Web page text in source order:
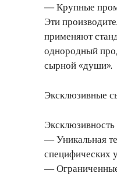
— Крупные
Эти
применяют
однородный
сырной «души».
Эксклюзивные
— Уникальная
специфических
—